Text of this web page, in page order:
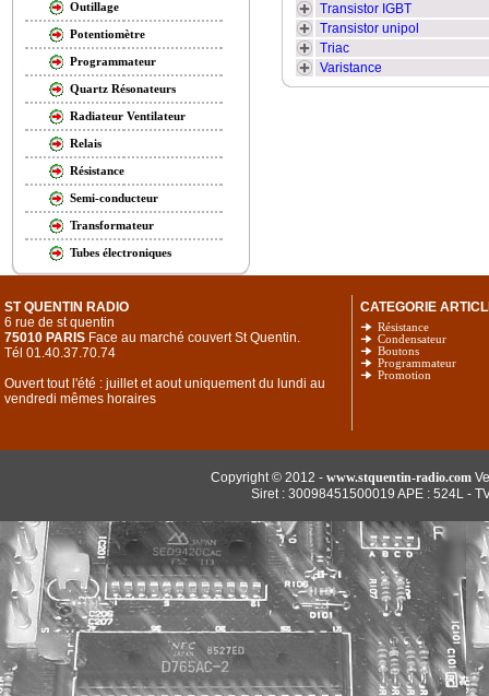
Outillage
Potentiomètre
Programmateur
Quartz Résonateurs
Radiateur Ventilateur
Relais
Résistance
Semi-conducteur
Transformateur
Tubes électroniques
Transistor IGBT
Transistor unipol
Triac
Varistance
ST QUENTIN RADIO
6 rue de st quentin
75010 PARIS Face au marché couvert St Quentin.
Tél 01.40.37.70.74
Ouvert tout l'été : juillet et aout uniquement du lundi au
vendredi mêmes horaires
CATEGORIE
Résistance
Condensateur
Boutons
Programmateur
Promotion
Copyright © 2012 - www.stquentin-radio.com
Siret : 30098451500019 APE : 524L -